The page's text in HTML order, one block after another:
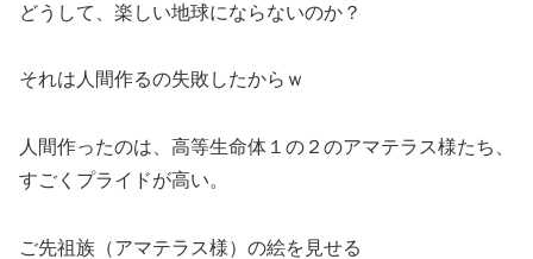
どうして、楽しい地球にならないのか？
それは人間作るの失敗したからｗ
人間作ったのは、高等生命体１の２のアマテラス様たち、
すごくプライドが高い。
ご先祖族（アマテラス様）の絵を見せる